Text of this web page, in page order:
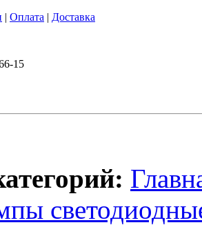
| Оплата | Доставка
15